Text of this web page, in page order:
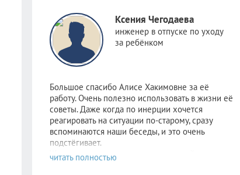
Ксения Чегодаева
инженер в отпуске по уходу
за ребёнком
Большое спасибо Алисе Хакимовне за её
работу. Очень полезно использовать в жизни её
советы. Даже когда по инерции хочется
реагировать на ситуации по-старому, сразу
вспоминаются наши беседы, и это очень
подстёгивает.
Желаю всем иметь человека, который может